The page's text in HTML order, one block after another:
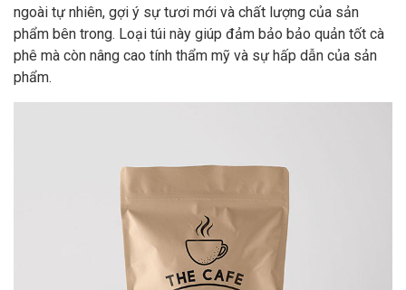
ngoài tự nhiên, gợi ý sự tươi mới và chất lượng của sản
phẩm bên trong. Loại túi này giúp đảm bảo bảo quản tốt cà
phê mà còn nâng cao tính thẩm mỹ và sự hấp dẫn của sản
phẩm.